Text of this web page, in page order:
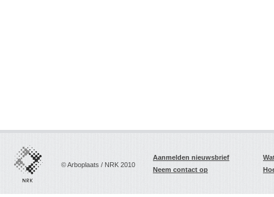
© Arboplaats / NRK 2010
Aanmelden nieuwsbrief
Neem contact op